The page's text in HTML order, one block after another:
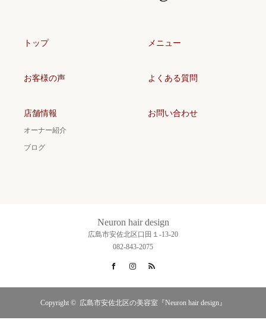
トップ メニュー
お客様の声 よくある質問
店舗情報
オーナー紹介
ブログ
お問い合わせ
Neuron hair design
広島市安佐北区口田１-13-20
082-843-2075
FacebookInstagram
Copyright © 広島市安佐北区の美容室『Neuron hair design』